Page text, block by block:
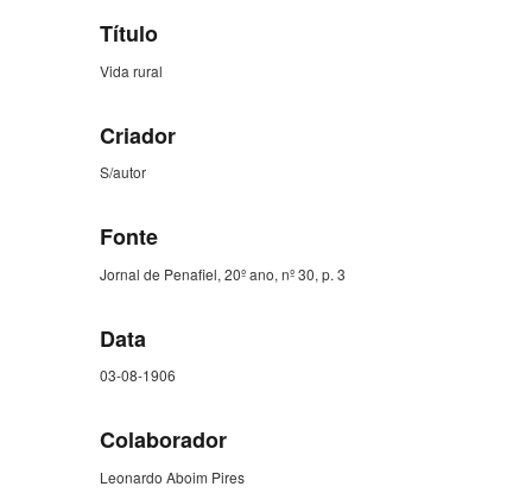
Título
Vida rural
Criador
S/autor
Fonte
Jornal de Penafiel, 20º ano, nº 30, p. 3
Data
03-08-1906
Colaborador
Leonardo Aboim Pires